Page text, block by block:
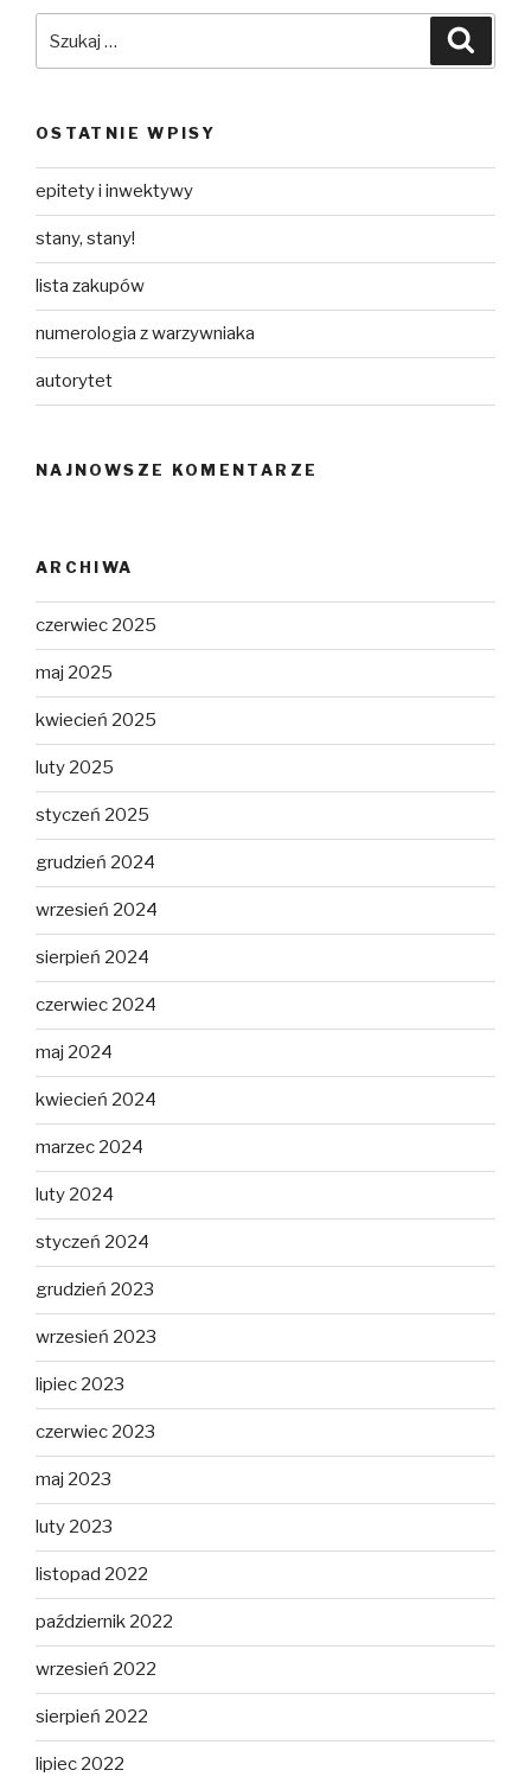
OSTATNIE WPISY
epitety i inwektywy
stany, stany!
lista zakupów
numerologia z warzywniaka
autorytet
NAJNOWSZE KOMENTARZE
ARCHIWA
czerwiec 2025
maj 2025
kwiecień 2025
luty 2025
styczeń 2025
grudzień 2024
wrzesień 2024
sierpień 2024
czerwiec 2024
maj 2024
kwiecień 2024
marzec 2024
luty 2024
styczeń 2024
grudzień 2023
wrzesień 2023
lipiec 2023
czerwiec 2023
maj 2023
luty 2023
listopad 2022
październik 2022
wrzesień 2022
sierpień 2022
lipiec 2022